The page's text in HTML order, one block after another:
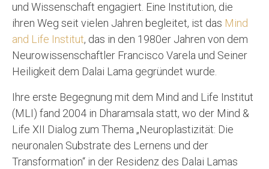
und Wissenschaft engagiert. Eine Institution, die
ihren Weg seit vielen Jahren begleitet, ist das Mind
and Life Institut, das in den 1980er Jahren von dem
Neurowissenschaftler Francisco Varela und Seiner
Heiligkeit dem Dalai Lama gegründet wurde.
Ihre erste Begegnung mit dem Mind and Life Institut
(MLI) fand 2004 in Dharamsala statt, wo der Mind &
Life XII Dialog zum Thema „Neuroplastizität: Die
neuronalen Substrate des Lernens und der
Transformation“ in der Residenz des Dalai Lamas